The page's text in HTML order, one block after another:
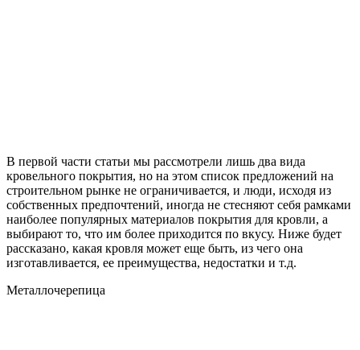
В первой части статьи мы рассмотрели лишь два вида
кровельного покрытия, но на этом список предложений на
строительном рынке не ограничивается, и люди, исходя из
собственных предпочтений, иногда не стесняют себя рамками
наиболее популярных материалов покрытия для кровли, а
выбирают то, что им более приходится по вкусу. Ниже будет
рассказано, какая кровля может еще быть, из чего она
изготавливается, ее преимущества, недостатки и т.д.
Металлочерепица